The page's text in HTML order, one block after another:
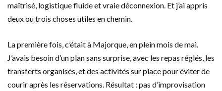
maîtrisé, logistique fluide et vraie déconnexion. Et j’ai appris
deux ou trois choses utiles en chemin.
La première fois, c’était à Majorque, en plein mois de mai.
J’avais besoin d’un plan sans surprise, avec les repas réglés, les
transferts organisés, et des activités sur place pour éviter de
courir après les réservations. Résultat : pas d’improvisation